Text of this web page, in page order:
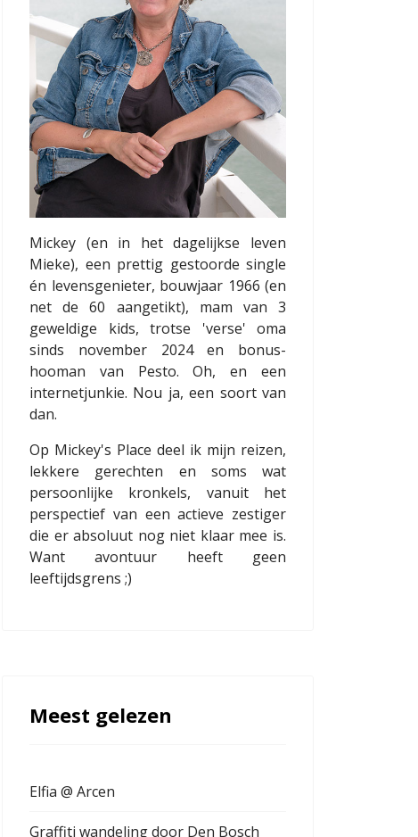
Mickey (en in het dagelijkse leven
Mieke), een prettig gestoorde single
én levensgenieter, bouwjaar 1966 (en
net de 60 aangetikt), mam van 3
geweldige kids, trotse 'verse' oma
sinds november 2024 en bonus-
hooman van Pesto. Oh, en een
internetjunkie. Nou ja, een soort van
dan.
Op Mickey's Place deel ik mijn reizen,
lekkere gerechten en soms wat
persoonlijke kronkels, vanuit het
perspectief van een actieve zestiger
die er absoluut nog niet klaar mee is.
Want avontuur heeft geen
leeftijdsgrens ;)
Meest gelezen
Elfia @ Arcen
Graffiti wandeling door Den Bosch